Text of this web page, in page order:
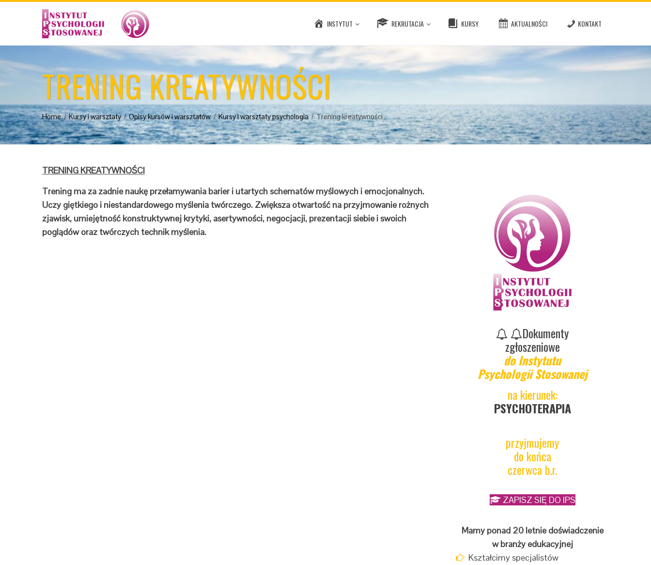
INSTYTUT REKRUTACJA KURSY AKTUALNOŚCI KONTAKT
TRENING KREATYWNOŚCI
Home Kursy i warsztaty Opisy kursów i warsztatów Kursy i warsztaty psychologia Trening kreatywności
TRENING KREATYWNOŚCI
Trening ma za zadnie naukę przełamywania barier i utartych schematów myślowych i emocjonalnych.
Uczy giętkiego i niestandardowego myślenia twórczego. Zwiększa otwartość na przyjmowanie rożnych
zjawisk, umiejętność konstruktywnej krytyki, asertywności, negocjacji, prezentacji siebie i swoich
poglądów oraz twórczych technik myślenia.
Dokumenty
zgłoszeniowe
do Instytutu
Psychologii Stosowanej
na kierunek:
PSYCHOTERAPIA
przyjmujemy
do końca
czerwca b.r.
ZAPISZ SIĘ DO IPS
Mamy ponad 20 letnie doświadczenie
w branży edukacyjnej
Kształcimy specjalistów